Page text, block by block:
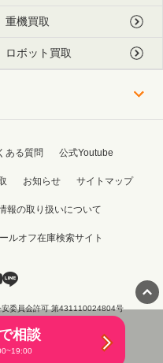
相談
重機買取
ロボット買取
ある質問 公式Youtube
お知らせ サイトマップ
報の取り扱いについて
ルオフ在庫検索サイト
安委員会許可 第431110024804号